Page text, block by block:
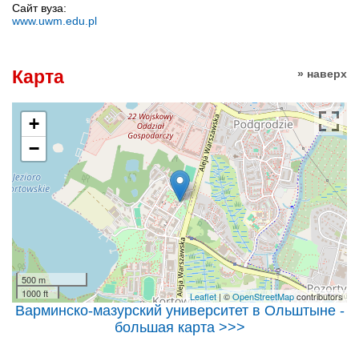
Сайт вуза:
www.uwm.edu.pl
» наверх
Карта
+
−
500 m
1000 ft
Leaflet| ©OpenStreetMapcontributors
Варминско-мазурский yниверситет в Ольштыне -
большая карта >>>